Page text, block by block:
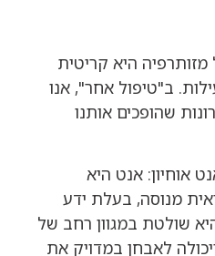
מזותרפיה היא קריטית
ב"טיפול אחר", אנו
שהופכים אותנו
אוחיון: אנט היא
מנוסה, בעלת ידע
שולטת במגוון רחב של
לאבחן במדויק את